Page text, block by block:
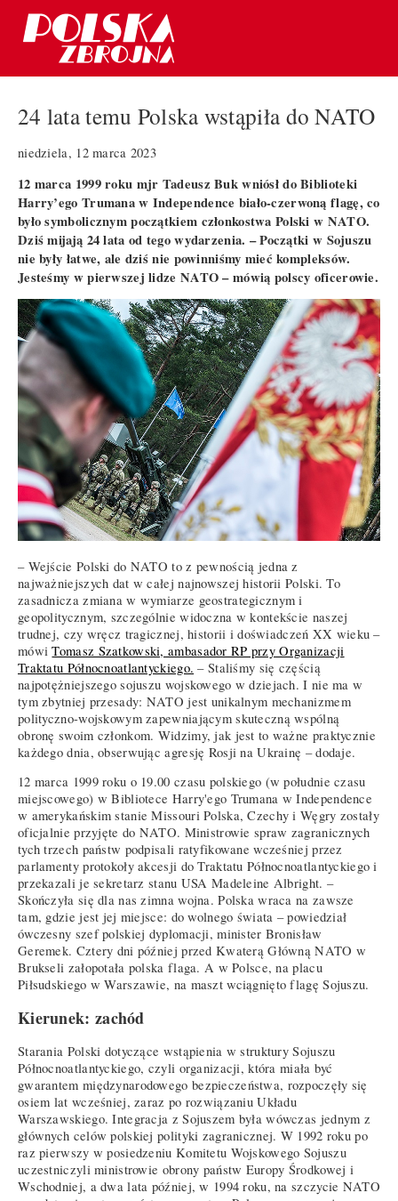
24 lata temu Polska wstąpiła do NATO
niedziela, 12 marca 2023
12 marca 1999 roku mjr Tadeusz Buk wniósł do Biblioteki
Harry’ego Trumana w Independence biało-czerwoną flagę, co
było symbolicznym początkiem członkostwa Polski w NATO.
Dziś mijają 24 lata od tego wydarzenia. – Początki w Sojuszu
nie były łatwe, ale dziś nie powinniśmy mieć kompleksów.
Jesteśmy w pierwszej lidze NATO – mówią polscy oficerowie.
– Wejście Polski do NATO to z pewnością jedna z
najważniejszych dat w całej najnowszej historii Polski. To
zasadnicza zmiana w wymiarze geostrategicznym i
geopolitycznym, szczególnie widoczna w kontekście naszej
trudnej, czy wręcz tragicznej, historii i doświadczeń XX wieku –
mówiTomasz Szatkowski, ambasador RP przy Organizacji
Traktatu Północnoatlantyckiego. – Staliśmy się częścią
najpotężniejszego sojuszu wojskowego w dziejach. I nie ma w
tym zbytniej przesady: NATO jest unikalnym mechanizmem
polityczno-wojskowym zapewniającym skuteczną wspólną
obronę swoim członkom. Widzimy, jak jest to ważne praktycznie
każdego dnia, obserwując agresję Rosji na Ukrainę – dodaje.
12 marca 1999 roku o 19.00 czasu polskiego (w południe czasu
miejscowego) w Bibliotece Harry'ego Trumana w Independence
w amerykańskim stanie Missouri Polska, Czechy i Węgry zostały
oficjalnie przyjęte do NATO. Ministrowie spraw zagranicznych
tych trzech państw podpisali ratyfikowane wcześniej przez
parlamenty protokoły akcesji do Traktatu Północnoatlantyckiego i
przekazali je sekretarz stanu USA Madeleine Albright. –
Skończyła się dla nas zimna wojna. Polska wraca na zawsze
tam, gdzie jest jej miejsce: do wolnego świata – powiedział
ówczesny szef polskiej dyplomacji, minister Bronisław
Geremek. Cztery dni później przed Kwaterą Główną NATO w
Brukseli załopotała polska flaga. A w Polsce, na placu
Piłsudskiego w Warszawie, na maszt wciągnięto flagę Sojuszu.
Kierunek: zachód
Starania Polski dotyczące wstąpienia w struktury Sojuszu
Północnoatlantyckiego, czyli organizacji, która miała być
gwarantem międzynarodowego bezpieczeństwa, rozpoczęły się
osiem lat wcześniej, zaraz po rozwiązaniu Układu
Warszawskiego. Integracja z Sojuszem była wówczas jednym z
głównych celów polskiej polityki zagranicznej. W 1992 roku po
raz pierwszy w posiedzeniu Komitetu Wojskowego Sojuszu
uczestniczyli ministrowie obrony państw Europy Środkowej i
Wschodniej, a dwa lata później, w 1994 roku, na szczycie NATO